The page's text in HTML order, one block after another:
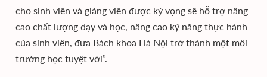
cho sinh viên và giảng viên được kỳ vọng sẽ hỗ trợ nâng
cao chất lượng dạy và học, nâng cao kỹ năng thực hành
của sinh viên, đưa Bách khoa Hà Nội trở thành một môi
trường học tuyệt vời”.